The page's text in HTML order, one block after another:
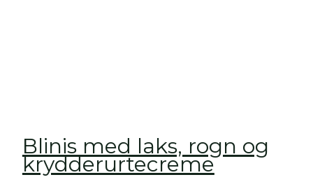
Blinis med laks, rogn og
krydderurte­creme